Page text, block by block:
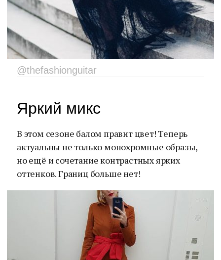
@thefashionguitar
Яркий микс
В этом сезоне балом правит цвет! Теперь
актуальны не только монохромные образы,
но ещё и сочетание контрастных ярких
оттенков. Границ больше нет!